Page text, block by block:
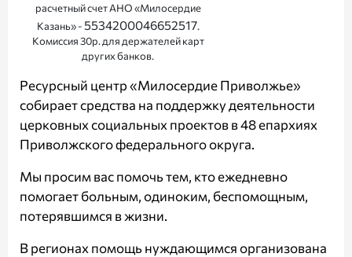
расчетный счет АНО «Милосердие
Казань» -5534200046652517.
Комиссия 30р. для держателей карт
других банков.
Ресурсный центр «Милосердие Приволжье»
собирает средства на поддержку деятельности
церковных социальных проектов в 48 епархиях
Приволжского федерального округа.
Мы просим вас помочь тем, кто ежедневно
помогает больным, одиноким, беспомощным,
потерявшимся в жизни.
В регионах помощь нуждающимся организована